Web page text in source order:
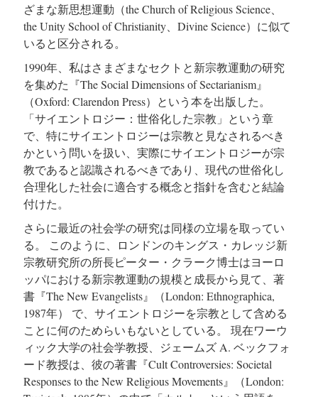
ざまな新思想運動（the Church of Religious Science、
the Unity School of Christianity、Divine Science）に似て
いると区分される。
1990年、私はさまざまなセクトと新宗教運動の研究
を集めた『The Social Dimensions of Sectarianism』
（Oxford: Clarendon Press）という本を出版した。
「サイエントロジー：世俗化した宗教」という章
で、特にサイエントロジーは宗教と見なされるべき
かという問いを扱い、実際にサイエントロジーが宗
教であると認識されるべきであり、現代の世俗化し
合理化した社会に適合する概念と指針を含むと結論
付けた。
さらに最近の社会学の研究は同様の立場を取ってい
る。 このように、ロンドンのキングス・カレッジ新
宗教研究所の所長ピーター・クラーク博士はヨーロ
ッパにおける新宗教運動の規模と成長から見て、著
書『The New Evangelists』
（London: Ethnographica,
1987年） で、サイエントロジーを宗教として含める
ことに何のためらいもないとしている。 現在ワーウ
ィック大学の社会学教授、ジェームズ A. ベックフォ
ード教授は、彼の著書『Cult Controversies: Societal
Responses to the New Religious Movements』（London: